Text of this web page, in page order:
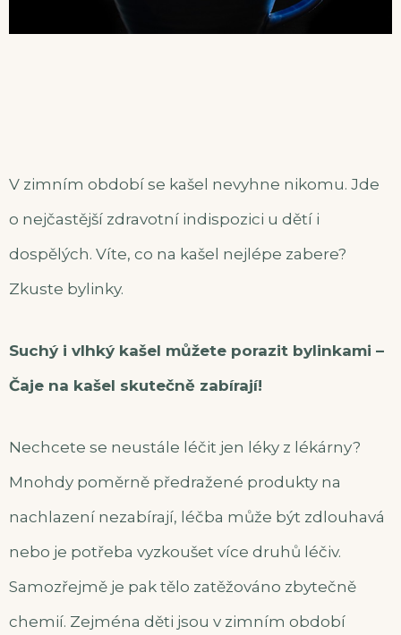
V zimním období se kašel nevyhne nikomu. Jde
o nejčastější zdravotní indispozici u dětí i
dospělých. Víte, co na kašel nejlépe zabere?
Zkuste bylinky.
Suchý i vlhký kašel můžete porazit bylinkami –
Čaje na kašel skutečně zabírají!
Nechcete se neustále léčit jen léky z lékárny?
Mnohdy poměrně předražené produkty na
nachlazení nezabírají, léčba může být zdlouhavá
nebo je potřeba vyzkoušet více druhů léčiv.
Samozřejmě je pak tělo zatěžováno zbytečně
chemií. Zejména děti jsou v zimním období